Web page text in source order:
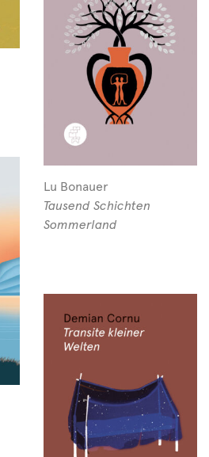
Lu Bonauer
Tausend Schichten
Sommerland